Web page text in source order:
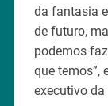
da fantasia
de futuro,
podemos
que temos”,
executivo da